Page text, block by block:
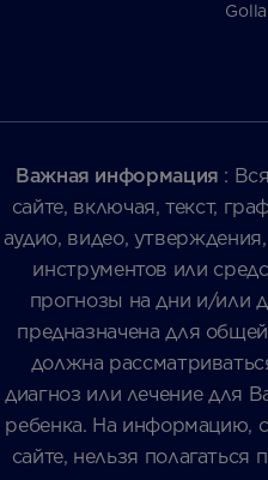
Важная информация :
сайте, включая, текст,
аудио, видео,
инструментов или
прогнозы на дни и/или
предназначена для
должна
диагноз или лечение для
ребенка. На информацию,
сайте, нельзя полагаться